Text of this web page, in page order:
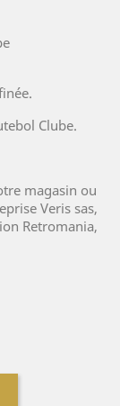
Clube.
magasin ou
Veris sas,
Retromania,